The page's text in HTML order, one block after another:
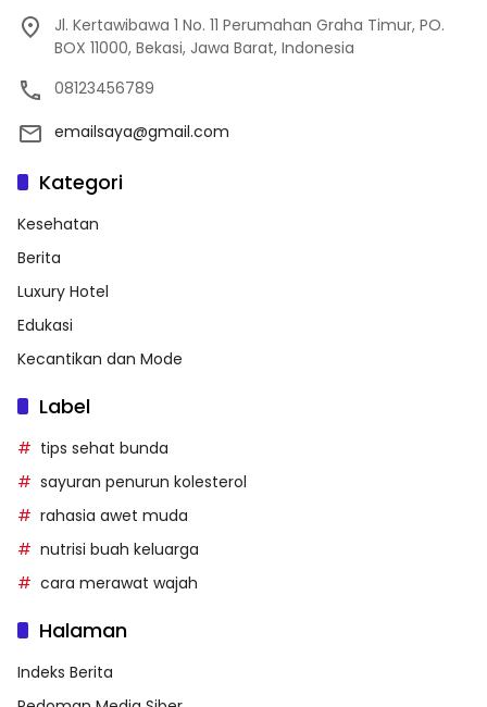
Jl. Kertawibawa 1 No. 11 Perumahan Graha Timur, PO.
BOX 11000, Bekasi, Jawa Barat, Indonesia
08123456789
emailsaya@gmail.com
Kategori
Kesehatan
Berita
Luxury Hotel
Edukasi
Kecantikan dan Mode
Label
tips sehat bunda
sayuran penurun kolesterol
rahasia awet muda
nutrisi buah keluarga
cara merawat wajah
Halaman
Indeks Berita